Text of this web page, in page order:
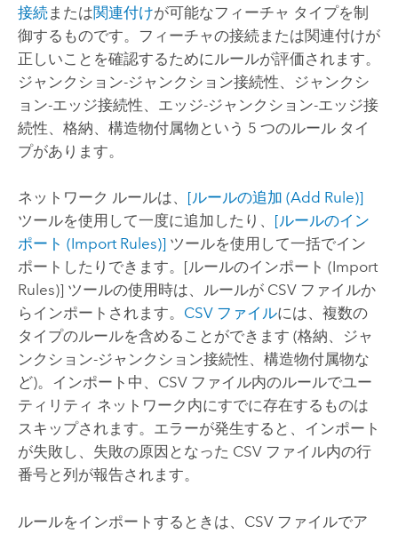
接続または関連付けが可能なフィーチャ タイプを制
御するものです。フィーチャの接続または関連付けが
正しいことを確認するためにルールが評価されます。
ジャンクション-ジャンクション接続性、ジャンクシ
ョン-エッジ接続性、エッジ-ジャンクション-エッジ接
続性、格納、構造物付属物という 5 つのルール タイ
プがあります。
ネットワーク ルールは、 [ルールの追加 (Add Rule)]
ツールを使用して一度に追加したり、 [ルールのイン
ポート (Import Rules)]ツールを使用して一括でイン
ポートしたりできます。 [ルールのインポート (Import
Rules)] ツールの使用時は、ルールが CSV ファイルか
らインポートされます。 CSV ファイルには、複数の
タイプのルールを含めることができます (格納、ジャ
ンクション-ジャンクション接続性、構造物付属物な
ど)。インポート中、CSV ファイル内のルールでユー
ティリティ ネットワーク内にすでに存在するものは
スキップされます。エラーが発生すると、インポート
が失敗し、失敗の原因となった CSV ファイル内の行
番号と列が報告されます。
ルールをインポートするときは、CSV ファイルでア